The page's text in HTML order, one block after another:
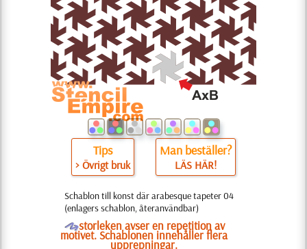
Tips
> Övrigt bruk
Man beställer?
LÄS HÄR!
Schablon till konst där arabesque tapeter 04
(enlagers schablon, återanvändbar)
Ostorleken avser en repetition av
motivet. Schablonen innehåller flera
upprepningar.